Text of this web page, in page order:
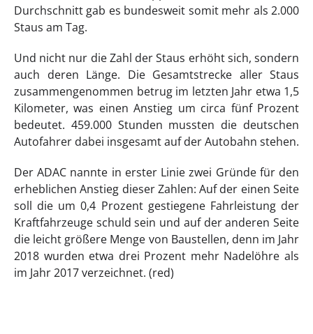
Durchschnitt gab es bundesweit somit mehr als 2.000
Staus am Tag.
Und nicht nur die Zahl der Staus erhöht sich, sondern
auch deren Länge. Die Gesamtstrecke aller Staus
zusammengenommen betrug im letzten Jahr etwa 1,5
Kilometer, was einen Anstieg um circa fünf Prozent
bedeutet. 459.000 Stunden mussten die deutschen
Autofahrer dabei insgesamt auf der Autobahn stehen.
Der ADAC nannte in erster Linie zwei Gründe für den
erheblichen Anstieg dieser Zahlen: Auf der einen Seite
soll die um 0,4 Prozent gestiegene Fahrleistung der
Kraftfahrzeuge schuld sein und auf der anderen Seite
die leicht größere Menge von Baustellen, denn im Jahr
2018 wurden etwa drei Prozent mehr Nadelöhre als
im Jahr 2017 verzeichnet. (red)